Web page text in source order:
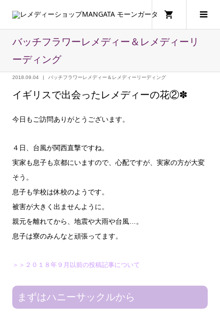
バッチフラワーレメディー＆レメディーリ
ーディング
2018.09.04 バッチフラワーレメディー＆レメディーリーディング
イギリスで出会ったレメディーの花②✽
今日もご訪問ありがとうございます。
４日、台風が関西直撃ですね。
実家も息子も京都にいますので、心配ですが、実家の方が大変
そう。
息子も学校は休校のようです。
被害が大きく出ませんように。
親元を離れてから、地震や大雨や台風…。
息子は寮のみんなと頑張ってます。
＞＞２０１８年９月以前の投稿記事について
まずはハニーサックルから